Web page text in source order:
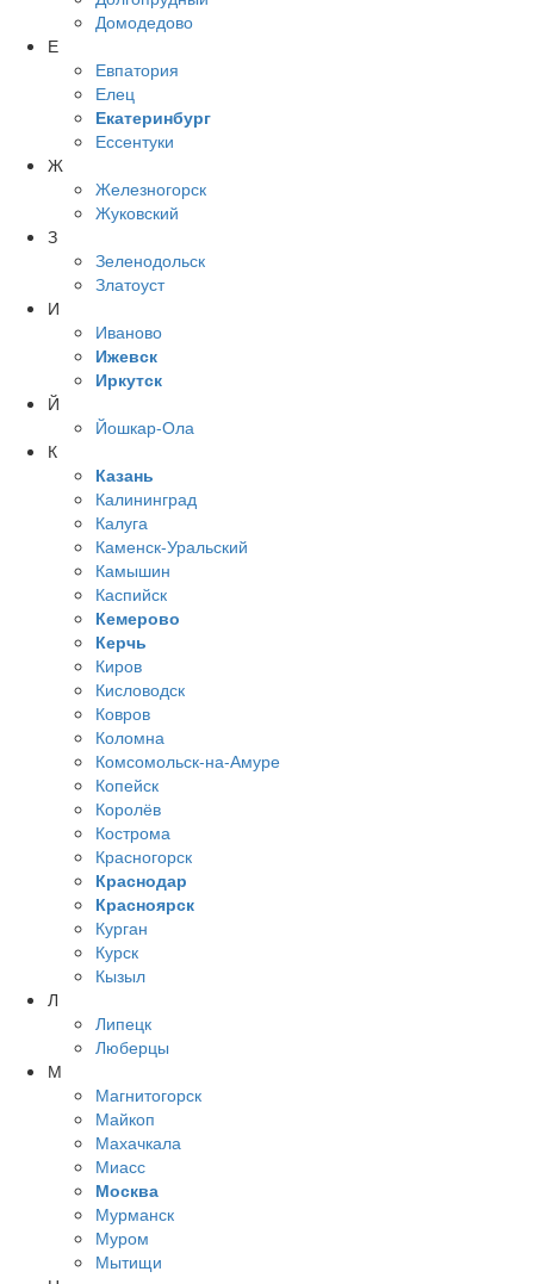
Домодедово
Е
Евпатория
Елец
Екатеринбург
Ессентуки
Ж
Железногорск
Жуковский
З
Зеленодольск
Златоуст
И
Иваново
Ижевск
Иркутск
Й
Йошкар-Ола
К
Казань
Калининград
Калуга
Каменск-Уральский
Камышин
Каспийск
Кемерово
Керчь
Киров
Кисловодск
Ковров
Коломна
Комсомольск-на-Амуре
Копейск
Королёв
Кострома
Красногорск
Краснодар
Красноярск
Курган
Курск
Кызыл
Л
Липецк
Люберцы
М
Магнитогорск
Майкоп
Махачкала
Миасс
Москва
Мурманск
Муром
Мытищи